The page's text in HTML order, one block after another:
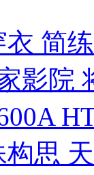
简
影院
思